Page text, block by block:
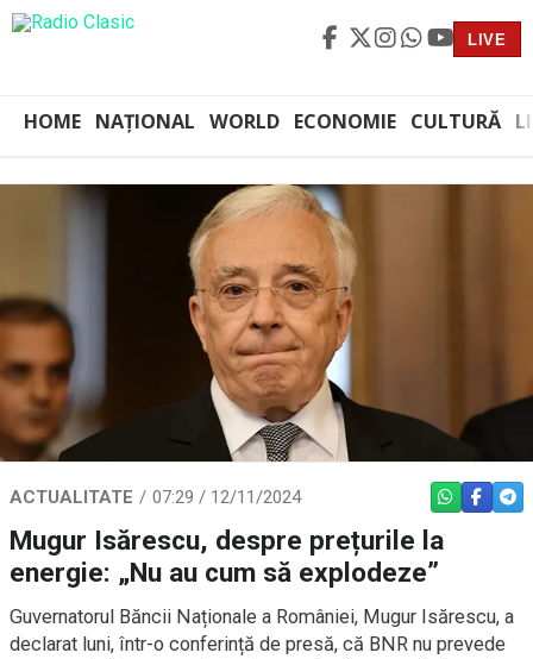
LIVE
HOME NAȚIONAL WORLD ECONOMIE CULTURĂ
ACTUALITATE 07:29 / 12/11/2024 WHATSAPP
Mugur Isărescu, despre prețurile la
energie: „Nu au cum să explodeze”
Guvernatorul Băncii Naționale a României, Mugur Isărescu, a
declarat luni, într-o conferință de presă, că BNR nu prevede